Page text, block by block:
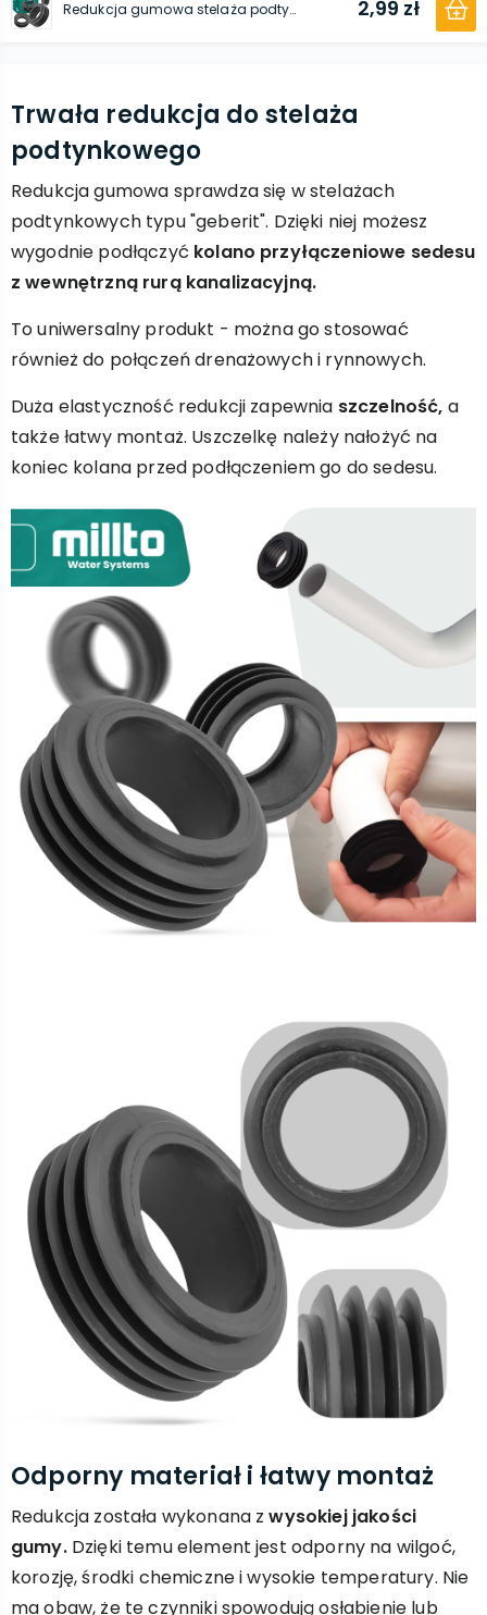
Redukcja gumowa stelaża podtynkowego WC 40 mm x 50 mm 2,99 zł
Trwała redukcja do stelaża
podtynkowego
Redukcja gumowa sprawdza się w stelażach
podtynkowych typu "geberit". Dzięki niej możesz
wygodnie podłączyć kolano przyłączeniowe sedesu
z wewnętrzną rurą kanalizacyjną.
To uniwersalny produkt - można go stosować
również do połączeń drenażowych i rynnowych.
Duża elastyczność redukcji zapewnia szczelność, a
także łatwy montaż. Uszczelkę należy nałożyć na
koniec kolana przed podłączeniem go do sedesu.
Odporny materiał i łatwy montaż
Redukcja została wykonana zwysokiej jakości
gumy.Dzięki temu element jest odporny na wilgoć,
korozję, środki chemiczne i wysokie temperatury. Nie
ma obaw, że te czynniki spowodują osłabienie lub